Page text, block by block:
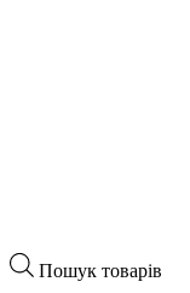
Пошук товарів